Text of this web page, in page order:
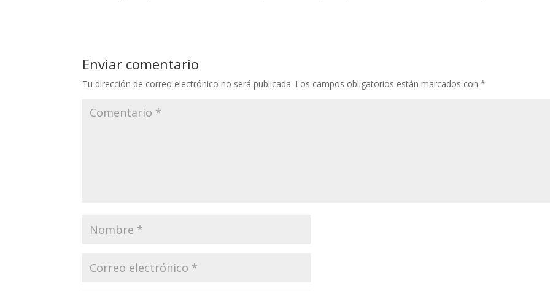
Enviar comentario
Tu dirección de correo electrónico no será publicada. Los campos obligatorios están marcados con*